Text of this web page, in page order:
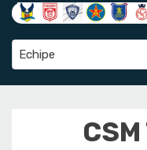
Echipe